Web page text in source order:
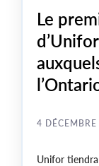
Le
4
Unifor tiendra